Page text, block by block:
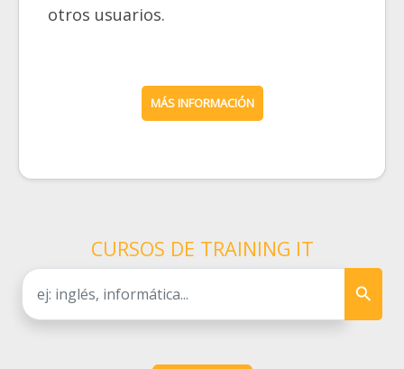
otros usuarios.
MÁS INFORMACIÓN
CURSOS DE TRAINING IT